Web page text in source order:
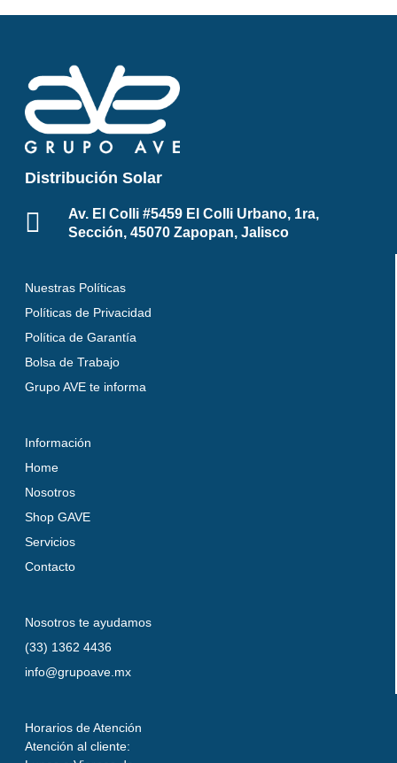
Distribución Solar
Av. El Colli #5459 El Colli Urbano, 1ra,
Sección, 45070 Zapopan, Jalisco
Nuestras Políticas
Políticas de Privacidad
Política de Garantía
Bolsa de Trabajo
Grupo AVE te informa
Información
Home
Nosotros
Shop GAVE
Servicios
Contacto
Nosotros te ayudamos
(33) 1362 4436
info@grupoave.mx
Horarios de Atención
Atención al cliente: